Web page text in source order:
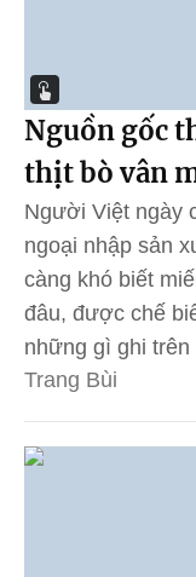
Nguồn gốc
thịt bò vân
Người Việt ngày
ngoại nhập sản
càng khó biết
đâu, được chế
những gì ghi trên
Trang Bùi